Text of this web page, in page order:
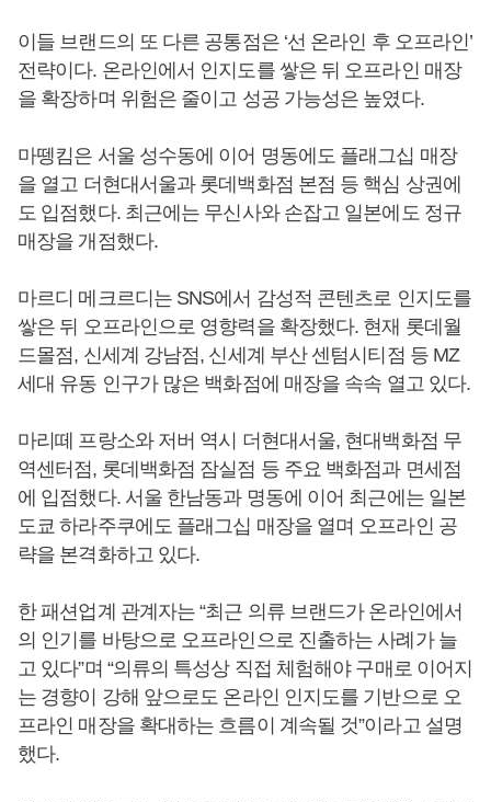
이들 브랜드의 또 다른 공통점은 ‘선 온라인 후 오프라인’
전략이다. 온라인에서 인지도를 쌓은 뒤 오프라인 매장
을 확장하며 위험은 줄이고 성공 가능성은 높였다.
마뗑킴은 서울 성수동에 이어 명동에도 플래그십 매장
을 열고 더현대서울과 롯데백화점 본점 등 핵심 상권에
도 입점했다. 최근에는 무신사와 손잡고 일본에도 정규
매장을 개점했다.
마르디 메크르디는 SNS에서 감성적 콘텐츠로 인지도를
쌓은 뒤 오프라인으로 영향력을 확장했다. 현재 롯데월
드몰점, 신세계 강남점, 신세계 부산 센텀시티점 등 MZ
세대 유동 인구가 많은 백화점에 매장을 속속 열고 있다.
마리떼 프랑소와 저버 역시 더현대서울, 현대백화점 무
역센터점, 롯데백화점 잠실점 등 주요 백화점과 면세점
에 입점했다. 서울 한남동과 명동에 이어 최근에는 일본
도쿄 하라주쿠에도 플래그십 매장을 열며 오프라인 공
략을 본격화하고 있다.
한 패션업계 관계자는 “최근 의류 브랜드가 온라인에서
의 인기를 바탕으로 오프라인으로 진출하는 사례가 늘
고 있다”며 “의류의 특성상 직접 체험해야 구매로 이어지
는 경향이 강해 앞으로도 온라인 인지도를 기반으로 오
프라인 매장을 확대하는 흐름이 계속될 것”이라고 설명
했다.